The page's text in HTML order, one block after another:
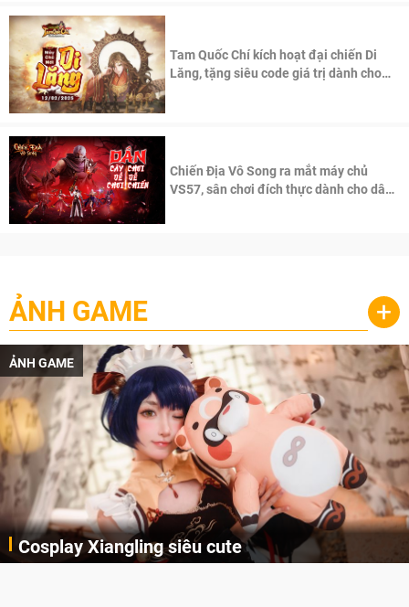
Tam Quốc Chí kích hoạt đại chiến Di
Lăng, tặng siêu code giá trị dành cho
Chiến Địa Vô Song ra mắt máy chủ
VS57, sân chơi đích thực dành cho dân
ẢNH GAME +
ẢNH GAME
Cosplay Xiangling siêu cute